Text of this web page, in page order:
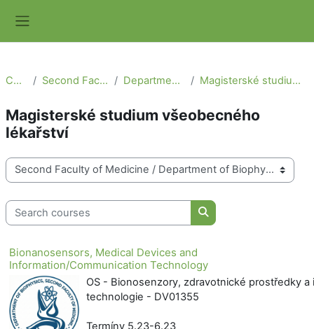
Courses Second Faculty of Medicine Department of Biophysics Magisterské studium všeobecného lékařství
Magisterské studium všeobecného
lékařství
Course categories
Search courses
Search courses
Bionanosensors, Medical Devices and
Information/Communication Technology
OS - Bionosenzory, zdravotnické prostředky
technologie - DV01355
Termíny 5.23-6.23